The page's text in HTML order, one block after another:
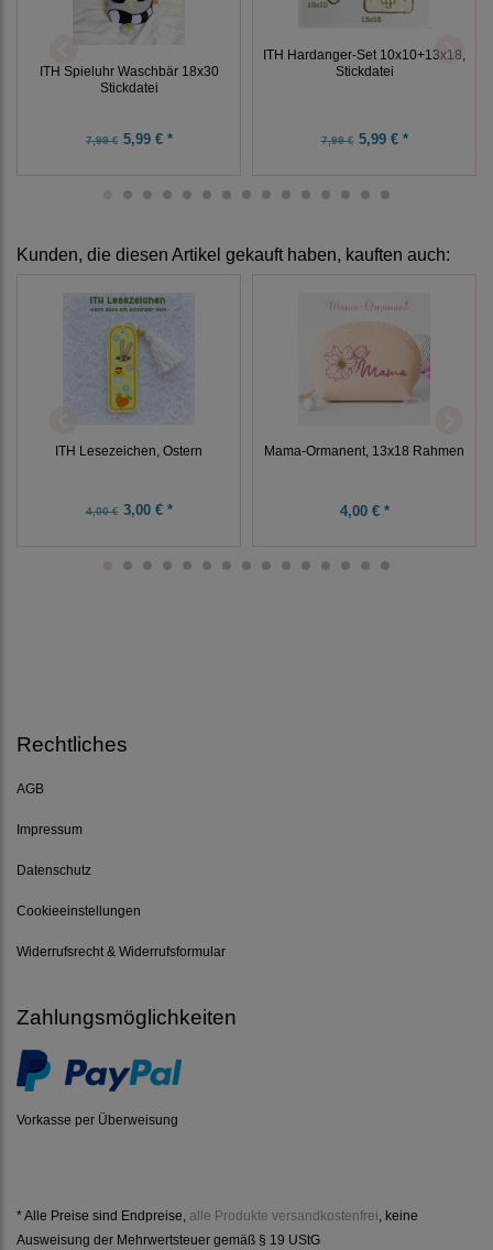
ITH Spieluhr Waschbär 18x30
Stickdatei
7,99 €5,99 € *
ITH Hardanger-Set 10x10+13x18,
Stickdatei
7,99 €5,99 € *
Kunden, die diesen Artikel gekauft haben, kauften auch:
ITH Lesezeichen, Ostern
4,00 €3,00 € *
Mama-Ormanent, 13x18 Rahmen
4,00 € *
Rechtliches
AGB
Impressum
Datenschutz
Cookieeinstellungen
Widerrufsrecht & Widerrufsformular
Zahlungsmöglichkeiten
Vorkasse per Überweisung
* Alle Preise sind Endpreise, alle Produkte versandkostenfrei , keine
Ausweisung der Mehrwertsteuer gemäß § 19 UStG